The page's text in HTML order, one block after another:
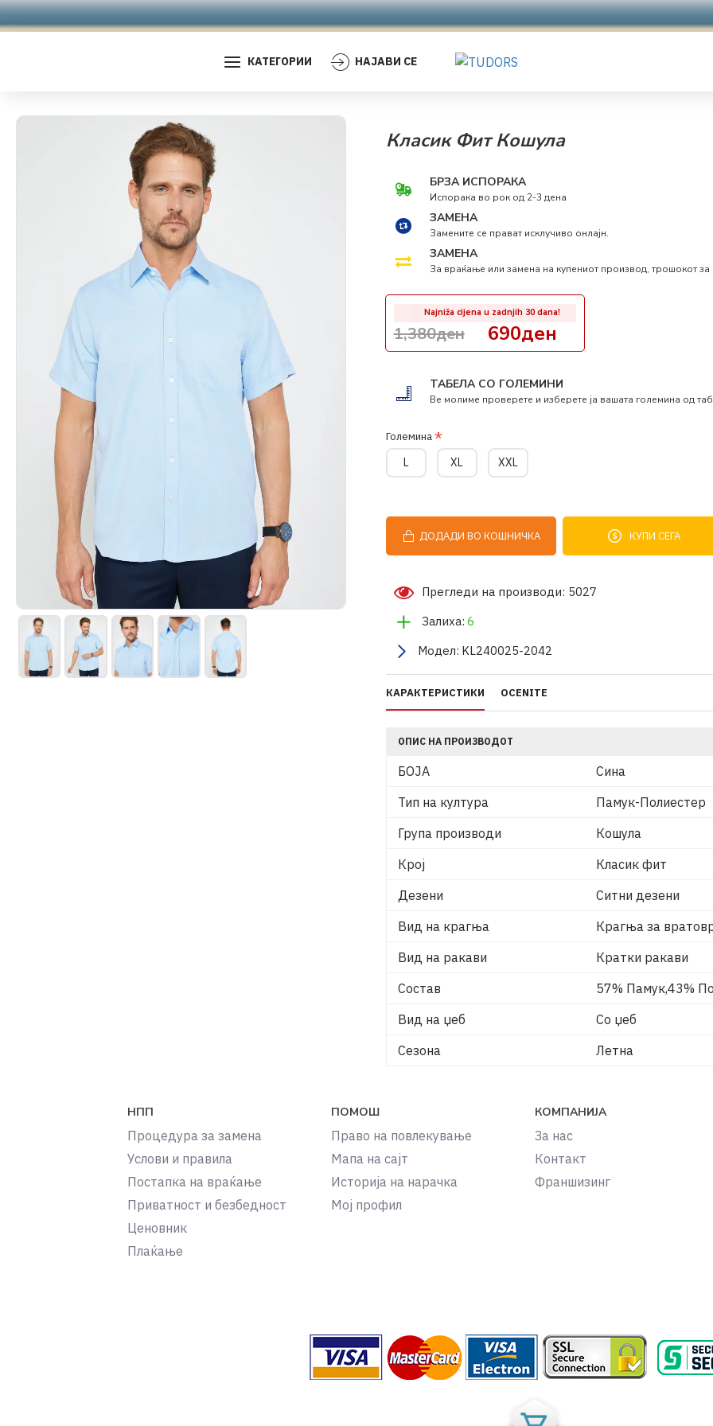
КАТЕГОРИИ НАЈАВИ СЕ
Класик Фит Кошула
ТАБЕЛА СО ГОЛЕМИНИ
Ве молиме проверете и изберете ја вашата големина од
Залиха: 6
Модел: KL240025-2042
Прегледи на производи: 5027
690ден
Najniža cijena u zadnjih 30 dana!
1,380ден
Големина
L XL XXL
ДОДАДИ ВО КОШНИЧКА КУПИ СЕГА
БРЗА ИСПОРАКА
Испорака во рок од 2-3 дена
ЗАМЕНА
Замените се прават исклучиво онлајн.
ЗАМЕНА
За враќање или замена на купениот производ, трошокот
КАРАКТЕРИСТИКИ OCENITE
ОПИС НА ПРОИЗВОДОТ
БОЈА
Сина
Тип на култура
Памук-Полиестер
Група производи
Кошула
Крој
Класик фит
Дезени
Ситни дезени
Вид на крагња
Крагња за
Вид на ракави
Кратки ракави
Состав
57% Памук,43%
Вид на џеб
Со џеб
Сезона
Летна
НПП
Процедура за замена
Услови и правила
Постапка на враќање
Приватност и безбедност
Ценовник
Плаќање
ПОМОШ
Право на повлекување
Мапа на сајт
Историја на нарачка
Мој профил
КОМПАНИЈА
За нас
Контакт
Франшизинг